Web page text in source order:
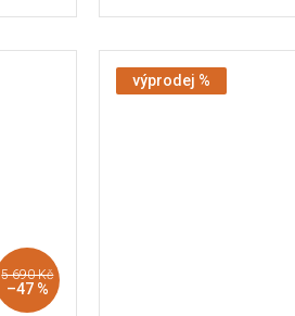
5 690 Kč
–47 %
výprodej %